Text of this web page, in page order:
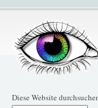
Diese Website